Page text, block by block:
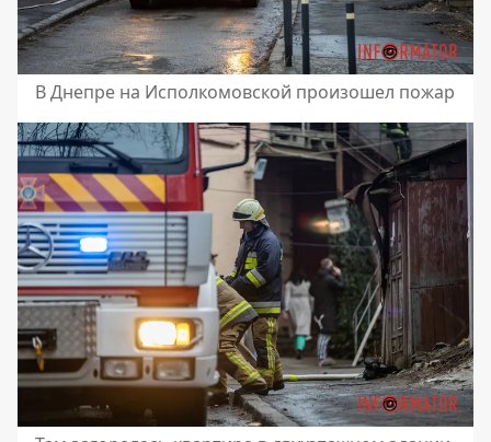
В Днепре на Исполкомовской произошел пожар